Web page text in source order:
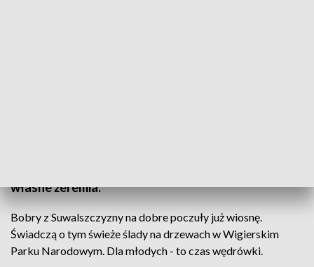
własne żeremia.
Bobry z Suwalszczyzny na dobre poczuły już wiosnę.
Świadczą o tym świeże ślady na drzewach w Wigierskim
Parku Narodowym. Dla młodych - to czas wędrówki.